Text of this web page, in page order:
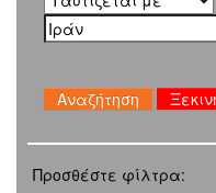
Προσθέστε φίλτρα: